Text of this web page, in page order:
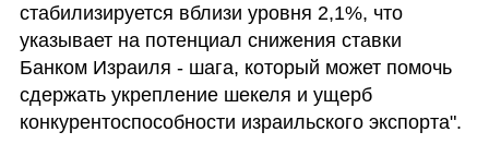
стабилизируется вблизи уровня 2,1%, что
указывает на потенциал снижения ставки
Банком Израиля - шага, который может помочь
сдержать укрепление шекеля и ущерб
конкурентоспособности израильского экспорта".